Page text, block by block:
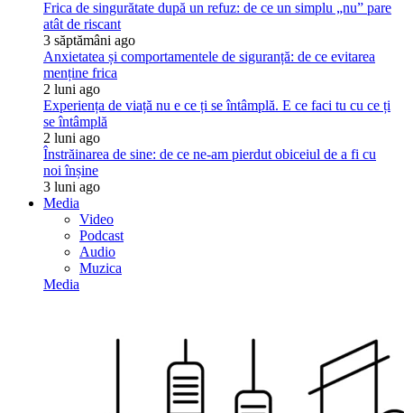
Frica de singurătate după un refuz: de ce un simplu „nu” pare
atât de riscant
3 săptămâni ago
Anxietatea și comportamentele de siguranță: de ce evitarea
menține frica
2 luni ago
Experiența de viață nu e ce ți se întâmplă. E ce faci tu cu ce ți
se întâmplă
2 luni ago
Înstrăinarea de sine: de ce ne-am pierdut obiceiul de a fi cu
noi înșine
3 luni ago
Media
Video
Podcast
Audio
Muzica
Media